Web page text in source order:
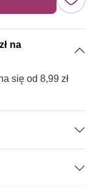
na
się od 8,99 zł